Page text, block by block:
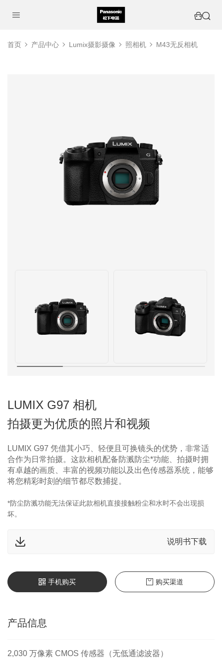
首页 产品中心 Lumix摄影摄像 照相机 M43无反相机
LUMIX G97 相机
拍摄更为优质的照片和视频
LUMIX G97 凭借其小巧、轻便且可换镜头的优势，非常适
合作为日常拍摄。这款相机配备防溅防尘*功能、拍摄时拥
有卓越的画质、丰富的视频功能以及出色传感器系统，能够
将您精彩时刻的细节都尽数捕捉。
*防尘防溅功能无法保证此款相机直接接触粉尘和水时不会出现损
坏。
说明书下载
手机购买 购买渠道
产品信息
2,030 万像素 CMOS 传感器（无低通滤波器）